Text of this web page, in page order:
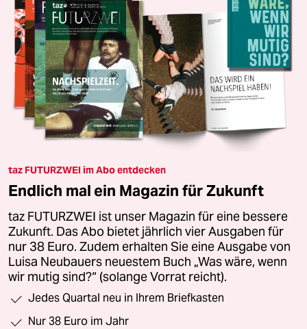
taz FUTURZWEI im Abo entdecken
Endlich mal ein Magazin für Zukunft
taz FUTURZWEI ist unser Magazin für eine bessere
Zukunft. Das Abo bietet jährlich vier Ausgaben für
nur 38 Euro. Zudem erhalten Sie eine Ausgabe von
Luisa Neubauers neuestem Buch „Was wäre, wenn
wir mutig sind?“ (solange Vorrat reicht).
Jedes Quartal neu in Ihrem Briefkasten
Nur 38 Euro im Jahr